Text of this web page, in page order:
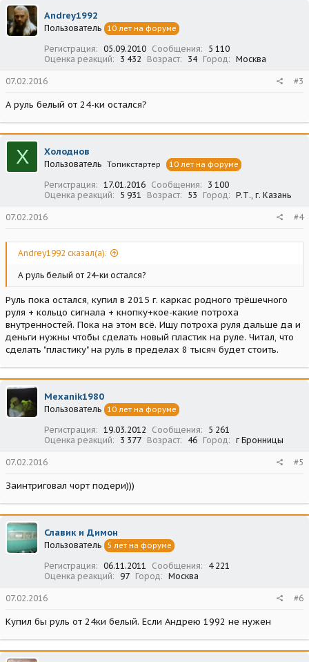
Andrey1992
Пользователь 10 лет на форуме
Регистрация 05.09.2010 Сообщения
5 110
Оценка реакций
3 432 Возраст 34 Город Москва
07.02.2016 #3
А руль белый от 24-ки остался?
Х Холоднов
Пользователь Топикстартер 10 лет на форуме
Регистрация 17.01.2016 Сообщения
3 100
Оценка реакций
5 931 Возраст 53 Город Р.Т., г. Казань
07.02.2016 #4
Andrey1992 сказал(а):
А руль белый от 24-ки остался?
Руль пока остался, купил в 2015 г. каркас родного трёшечного
руля + кольцо сигнала + кнопку+кое-какие потроха
внутренностей. Пока на этом всё. Ищу потроха руля дальше да и
деньги нужны чтобы сделать новый пластик на руле. Читал, что
сделать "пластику" на руль в пределах 8 тысяч будет стоить.
Mexanik1980
Пользователь 10 лет на форуме
Регистрация 19.03.2012 Сообщения
5 261
Оценка реакций
3 377 Возраст 46 Город г Бронницы
07.02.2016 #5
Заинтриговал чорт подери)))
Славик и Димон
Пользователь 5 лет на форуме
Регистрация 06.11.2011 Сообщения
4 221
Оценка реакций
97 Город Москва
07.02.2016 #6
Купил бы руль от 24ки белый. Если Андрею 1992 не нужен